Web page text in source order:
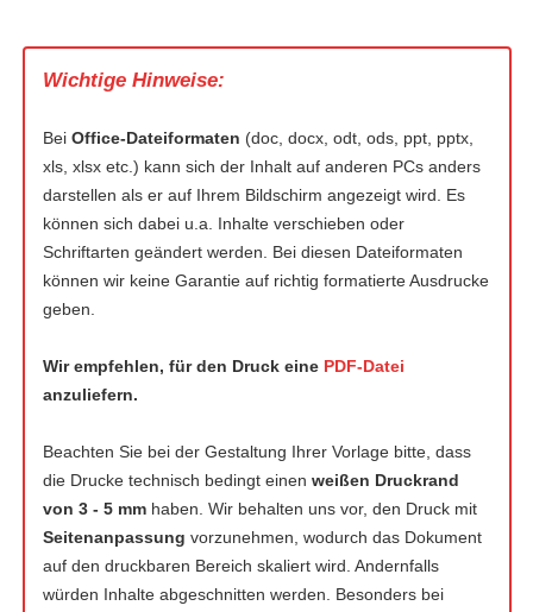
Wichtige Hinweise:
Bei Office-Dateiformaten (doc, docx, odt, ods, ppt, pptx,
xls, xlsx etc.) kann sich der Inhalt auf anderen PCs anders
darstellen als er auf Ihrem Bildschirm angezeigt wird. Es
können sich dabei u.a. Inhalte verschieben oder
Schriftarten geändert werden. Bei diesen Dateiformaten
können wir keine Garantie auf richtig formatierte Ausdrucke
geben.
Wir empfehlen, für den Druck eine PDF-Datei
anzuliefern.
Beachten Sie bei der Gestaltung Ihrer Vorlage bitte, dass
die Drucke technisch bedingt einen weißen Druckrand
von 3 - 5 mmhaben. Wir behalten uns vor, den Druck mit
Seitenanpassung vorzunehmen, wodurch das Dokument
auf den druckbaren Bereich skaliert wird. Andernfalls
würden Inhalte abgeschnitten werden. Besonders bei